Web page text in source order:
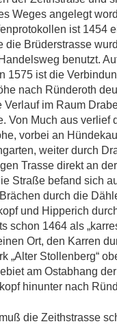
Weges angelegt
ist 1454
die Brüderstrasse
benutzt.
1575 ist die
nach Ründeroth
Verlauf im Raum
Von Much aus verlief
vorbei an
weiter durch
Trasse direkt an
Straße befand sich
durch die
und Hipperich
schon 1464 als
Ort, den Karren
„Alter Stollenberg“
am Ostabhang
hinunter nach
die Zeithstrasse